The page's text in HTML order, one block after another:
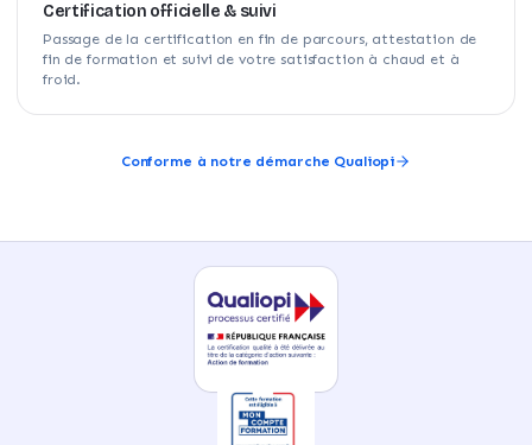
Certification officielle & suivi
Passage de la certification en fin de parcours, attestation de
fin de formation et suivi de votre satisfaction à chaud et à
froid.
Conforme à notre démarche Qualiopi